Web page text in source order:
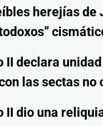
herejías de
II declara
las sectas no
II dio una